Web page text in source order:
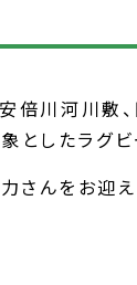
倍川河川敷
したラグビ
んをお迎え